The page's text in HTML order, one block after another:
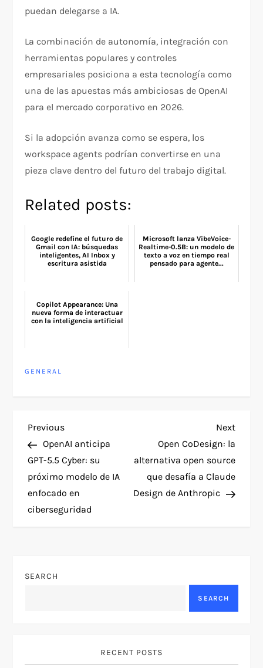
puedan delegarse a IA.
La combinación de autonomía, integración con
herramientas populares y controles
empresariales posiciona a esta tecnología como
una de las apuestas más ambiciosas de OpenAI
para el mercado corporativo en 2026.
Si la adopción avanza como se espera, los
workspace agents podrían convertirse en una
pieza clave dentro del futuro del trabajo digital.
Related posts:
Google redefine el futuro de
Gmail con IA: búsquedas
inteligentes, AI Inbox y
escritura asistida
Microsoft lanza VibeVoice-
Realtime-0.5B: un modelo de
texto a voz en tiempo real
pensado para agente...
Copilot Appearance: Una
nueva forma de interactuar
con la inteligencia artificial
GENERAL
P
o
s
t
a
Previous
Post
Previous
OpenAI anticipa
GPT-5.5 Cyber: su
próximo modelo de IA
enfocado en
ciberseguridad
Next
Post
Next
Open CoDesign: la
alternativa open source
que desafía a Claude
Design de Anthropic
SEARCH
SEARCH
RECENT POSTS